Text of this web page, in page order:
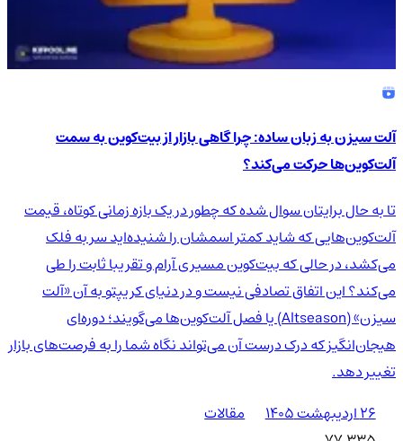
آلت سیزن به زبان ساده: چرا گاهی بازار از بیت‌کوین به سمت
آلت‌کوین‌ها حرکت می‌کند؟
تا به حال برایتان سوال شده که چطور در یک بازه زمانی کوتاه، قیمت
آلت‌کوین‌هایی که شاید کمتر اسمشان را شنیده‌اید سر به فلک
می‌کشد، در حالی که بیت‌کوین مسیری آرام و تقریبا ثابت را طی
می‌کند؟ این اتفاق تصادفی نیست و در دنیای کریپتو به آن «آلت
سیزن» (Altseason) یا فصل آلت‌کوین‌ها می‌گویند؛ دوره‌ای
هیجان‌انگیز که درک درست آن می‌تواند نگاه شما را به فرصت‌های بازار
تغییر دهد.
۲۶ اردیبهشت ۱۴۰۵
مقالات